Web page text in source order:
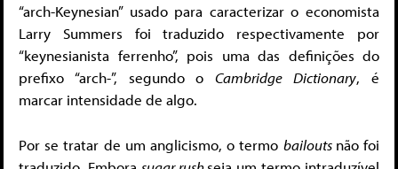
“arch-Keynesian” usado para caracterizar o economista
Larry Summers foi traduzido respectivamente por
“keynesianista ferrenho”, pois uma das definições do
prefixo “arch-”, segundo oCambridge Dictionary, é
marcar intensidade de algo.
Por se tratar de um anglicismo, o termo bailouts não foi